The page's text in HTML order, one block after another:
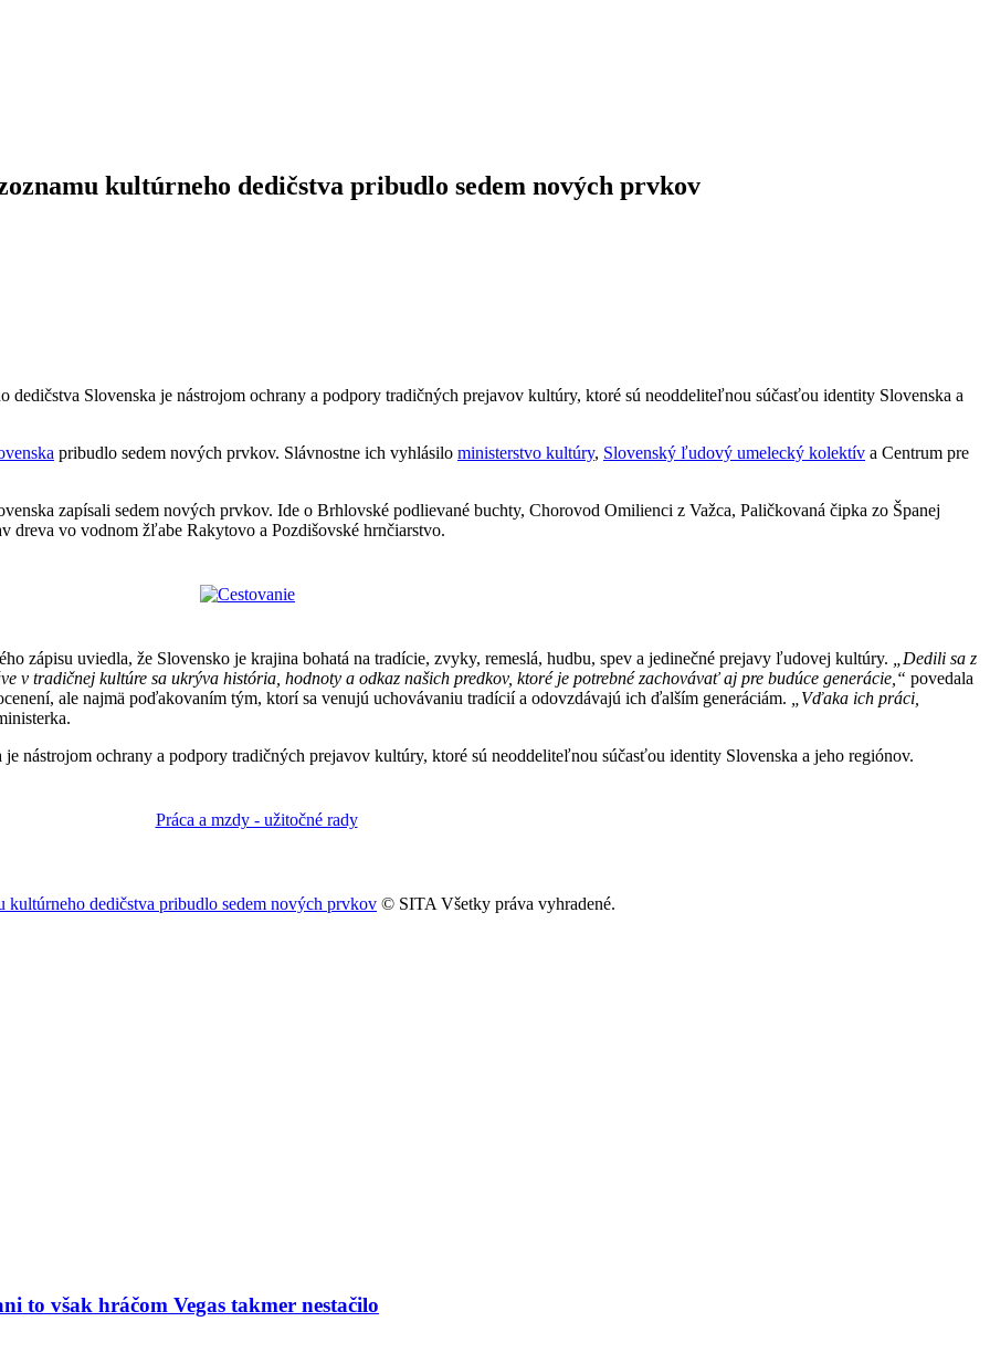
kultúrneho dedičstva pribudlo sedem nových prvkov
Slovenska je nástrojom ochrany a podpory tradičných prejavov kultúry, ktoré sú neoddeliteľnou súčasťou identity Slovenska a
pribudlo sedem nových prvkov. Slávnostne ich vyhlásilo ministerstvo kultúry, Slovenský ľudový umelecký kolektív a Centrum pre
zapísali sedem nových prvkov. Ide o Brhlovské podlievané buchty, Chorovod Omilienci z Važca, Paličkovaná čipka zo Španej
vo vodnom žľabe Rakytovo a Pozdišovské hrnčiarstvo.
zápisu uviedla, že Slovensko je krajina bohatá na tradície, zvyky, remeslá, hudbu, spev a jedinečné prejavy ľudovej kultúry. „Dedili sa z
v tradičnej kultúre sa ukrýva história, hodnoty a odkaz našich predkov, ktoré je potrebné zachovávať aj pre budúce generácie,“ povedala
ale najmä poďakovaním tým, ktorí sa venujú uchovávaniu tradícií a odovzdávajú ich ďalším generáciám. „Vďaka ich práci,
nástrojom ochrany a podpory tradičných prejavov kultúry, ktoré sú neoddeliteľnou súčasťou identity Slovenska a jeho regiónov.
dedičstva pribudlo sedem nových prvkov © SITA Všetky práva vyhradené.
to však hráčom Vegas takmer nestačilo